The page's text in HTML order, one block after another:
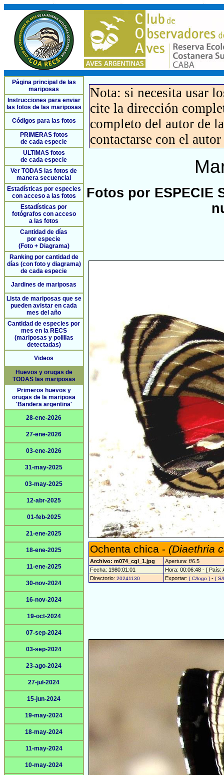
Página principal de las
mariposas
Instrucciones para enviar
las fotos de las mariposas
Códigos para las fotos
PRIMERAS fotos
de cada especie
ULTIMAS fotos
de cada especie
Ver TODAS las fotos de
manera secuencial
Estadísticas por especies
con acceso a las fotos
Estadísticas por
fotógrafos con acceso
a las fotos
Cantidad de días
por especie
(Foto + Diagrama)
Ranking por cantidad de
días (con foto y diagrama)
de cada especie
Jardines de mariposas
Lista de mariposas que se
pueden avistar en cada
mes del año
Cantidad de especies por
mes en la RECS
(mariposas y polillas
detectadas)
Videos
Huevos y orugas de
TODAS las mariposas
Primeros huevos y
orugas de la mariposa
'Bandera argentina'
28-ene-2026
27-ene-2026
03-ene-2026
31-may-2025
03-may-2025
12-abr-2025
01-feb-2025
21-ene-2025
18-ene-2025
11-ene-2025
30-nov-2024
16-nov-2024
19-oct-2024
07-sep-2024
03-sep-2024
23-ago-2024
27-jul-2024
15-jun-2024
19-may-2024
18-may-2024
11-may-2024
10-may-2024
Nota: si necesita usar
cite la dirección
completo del autor de
contactarse con el
Fotos por ESPECIE
Ochenta chica - (Diaethria
Archivo: m074_cgl_1.jpg
Apertura: f/6.5
Fecha: 1980:01:01
Hora: 00:06:48 - [ País:
Directorio: 20241130 Exportar: [ C/logo ] - [ S/